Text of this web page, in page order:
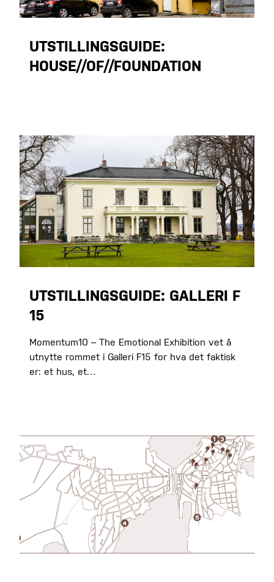
UTSTILLINGSGUIDE:
HOUSE//OF//FOUNDATION
UTSTILLINGSGUIDE: GALLERI F
15
Momentum10 – The Emotional Exhibition vet å
utnytte rommet i Galleri F15 for hva det faktisk
er: et hus, et…